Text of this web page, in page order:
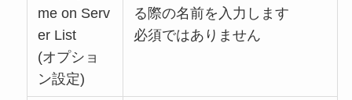
me on Serv
er List
(オプショ
ン設定)
る際の名前を入力します
必須ではありません